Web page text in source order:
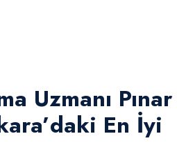
Uzmanı Pınar
En İyi